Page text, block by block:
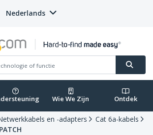
Nederlands
Wie We Zijn Ontdek
en -adapters
Cat 6a-kabels